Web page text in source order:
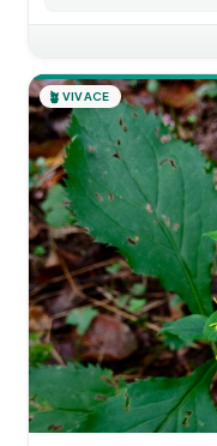
🪴 VIVACE